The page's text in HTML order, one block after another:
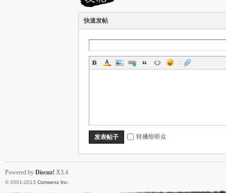
快速发帖
发表帖子 转播给听众
Powered by Discuz! X3.4
© 2001-2013 Comsenz Inc.